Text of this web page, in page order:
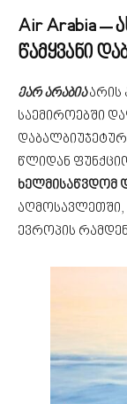
Air Arabia
წამყვანი
ეარ არაბია არის
საემიროებში
წლიდან
ხელმისაწვდომ
აღმოსავლეთში,
ევროპის